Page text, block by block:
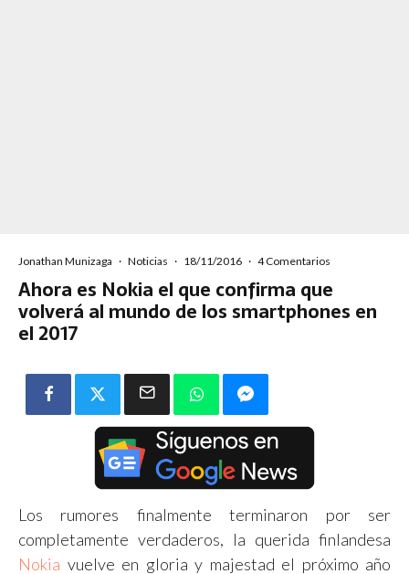
Jonathan Munizaga · Noticias · 18/11/2016 · 4 Comentarios
Ahora es Nokia el que confirma que
volverá al mundo de los smartphones en
el 2017
Los rumores finalmente terminaron por ser
completamente verdaderos, la querida finlandesa
Nokia vuelve en gloria y majestad el próximo año